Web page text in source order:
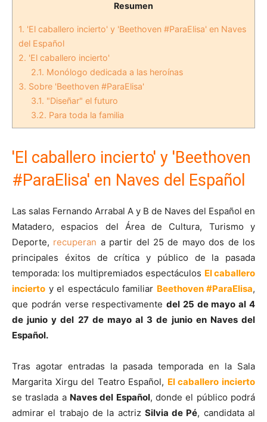
Resumen
1. 'El caballero incierto' y 'Beethoven #ParaElisa' en Naves
del Español
2. 'El caballero incierto'
2.1. Monólogo dedicada a las heroínas
3. Sobre 'Beethoven #ParaElisa'
3.1. "Diseñar" el futuro
3.2. Para toda la familia
'El caballero incierto' y 'Beethoven
#ParaElisa' en Naves del Español
Las salas Fernando Arrabal A y B de Naves del Español en
Matadero, espacios del Área de Cultura, Turismo y
Deporte, recuperan a partir del 25 de mayo dos de los
principales éxitos de crítica y público de la pasada
temporada: los multipremiados espectáculos El caballero
incierto y el espectáculo familiar Beethoven #ParaElisa,
que podrán verse respectivamentedel 25 de mayo al 4
de junio y del 27 de mayo al 3 de junio en Naves del
Español.
Tras agotar entradas la pasada temporada en la Sala
Margarita Xirgu del Teatro Español, El caballero incierto
se traslada a Naves del Español, donde el público podrá
admirar el trabajo de la actriz Silvia de Pé, candidata al